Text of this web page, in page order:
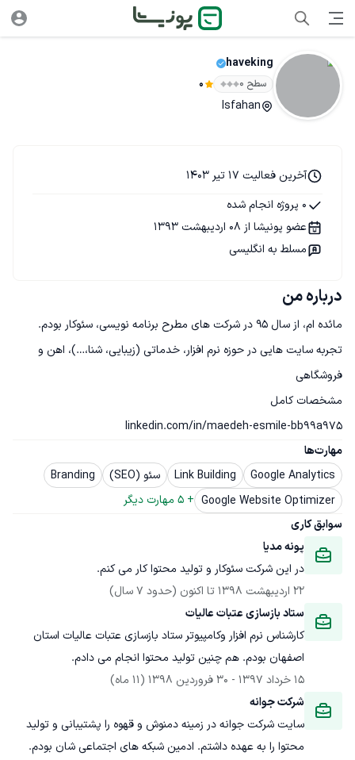
haveking
سطح ۰ 0
Isfahan
درباره من
تجربه سایت هایی در حوزه نرم افزار، خدماتی (زیبایی، شنا،…)، اهن و
linkedin.com/in/maedeh-esmile-bb99a975
مهارت‌ها
Google Analytics
Link Building سئو (SEO)
Branding
Google Website Optimizer
+
5 مهارت دیگر
سوابق کاری
پونه مدیا
در این شرکت سئوکار و تولید محتوا کار می کنم.
22 اردیبهشت 1398
تا اکنون (حدود 7 سال)
ستاد بازسازی عتبات عالیات
کارشناس نرم افزار وکامپیوتر ستاد بازسازی عتبات عالیات استان
اصفهان بودم. هم چنین تولید محتوا انجام می دادم.
15 خرداد 1397
- 30 فروردین 1398
(11 ماه)
شرکت جوانه
سایت شرکت جوانه در زمینه دمنوش و قهوه را پشتیبانی و تولید
محتوا را به عهده داشتم. ادمین شبکه های اجتماعی شان بودم.
آخرین فعالیت 17 تیر 1403
0 پروژه انجام شده
عضو پونیشا از 08 اردیبهشت 1393
مسلط به انگلیسی